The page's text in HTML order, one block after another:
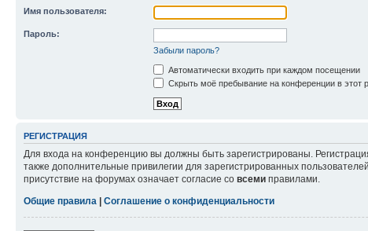
Имя пользователя:
Пароль:
Забыли пароль?
Автоматически входить при каждом посещении
Скрыть моё пребывание на конференции в этот
РЕГИСТРАЦИЯ
Для входа на конференцию вы должны быть зарегистрированы.
также дополнительные привилегии для зарегистрированных
присутствие на форумах означает согласие со всеми правилами.
Общие правила
Соглашение о конфиденциальности